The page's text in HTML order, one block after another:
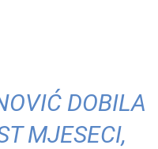
DOBILA
MJESECI,